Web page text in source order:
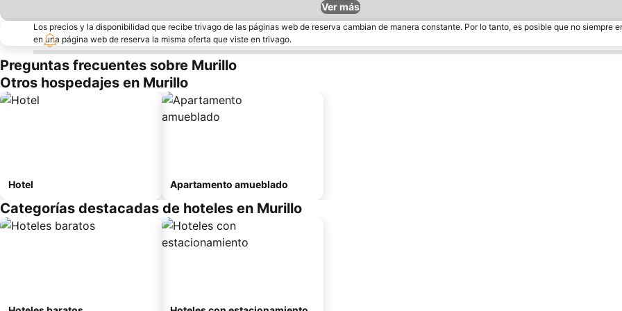
Ver más
Los precios y la disponibilidad que recibe trivago de las páginas web de reserva cambian de manera constante. Por lo tanto, es posible que no siempre
en una página web de reserva la misma oferta que viste en trivago.
Preguntas frecuentes sobre Murillo
Otros hospedajes en Murillo
Hotel Apartamento amueblado
Categorías destacadas de hoteles en Murillo